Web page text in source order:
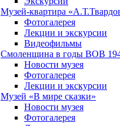
Музей-квартира
Фотогалерея
Лекции и экскурсии
Видеофильмы
Смоленщина в годы ВОВ
Новости музея
Фотогалерея
Лекции и экскурсии
Музей «В мире сказки»
Новости музея
Фотогалерея